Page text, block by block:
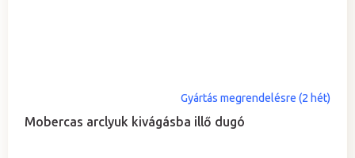
Mobercas arclyuk kivágásba illő dugó
Gyártás megrendelésre (2 hét)